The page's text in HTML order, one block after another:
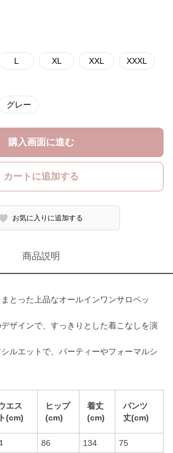
L XL XXL XXXL
グレー
購入画面に進む
カートに追加する
お気に入りに追加する
商品説明
とった上品なオールインワンサロペッ
ザインで、すっきりとした着こなしを演
ルエットで、パーティーやフォーマルシ
エス
ト(cm)
ヒップ
(cm)
着丈
(cm)
パンツ
丈(cm)
86 134 75